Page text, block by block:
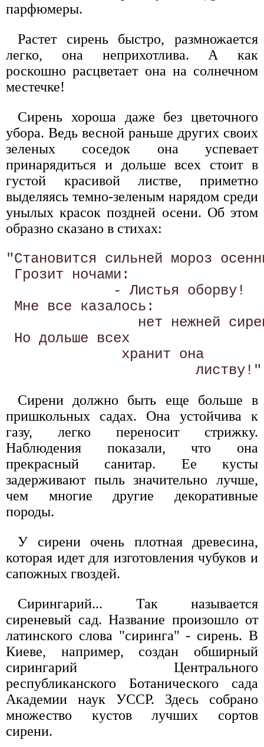
парфюмеры.
Растет сирень быстро, размножается
легко, она неприхотлива. А как
роскошно расцветает она на солнечном
местечке!
Сирень хороша даже без цветочного
убора. Ведь весной раньше других своих
зеленых соседок она успевает
принарядиться и дольше всех стоит в
густой красивой листве, приметно
выделяясь темно-зеленым нарядом среди
унылых красок поздней осени. Об этом
образно сказано в стихах:
"Становится сильней мороз
Грозит ночами:
             - Листья оборву!
Мне все казалось:
нет нежней
Но дольше всех
              хранит она
Сирени должно быть еще больше в
пришкольных садах. Она устойчива к
газу, легко переносит стрижку.
Наблюдения показали, что она
прекрасный санитар. Ее кусты
задерживают пыль значительно лучше,
чем многие другие декоративные
породы.
У сирени очень плотная древесина,
которая идет для изготовления чубуков и
сапожных гвоздей.
Сирингарий... Так называется
сиреневый сад. Название произошло от
латинского слова "сиринга" - сирень. В
Киеве, например, создан обширный
сирингарий Центрального
республиканского Ботанического сада
Академии наук УССР. Здесь собрано
множество кустов лучших сортов
сирени.